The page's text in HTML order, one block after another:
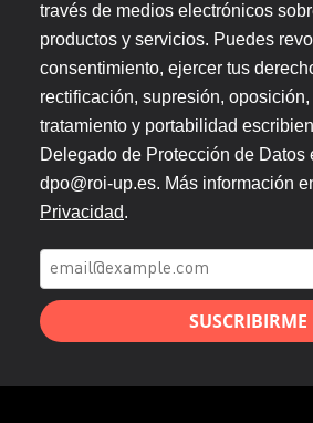
través de medios electrónicos
productos y servicios. Puedes
consentimiento, ejercer tus
rectificación, supresión, oposición,
tratamiento y portabilidad
Delegado de Protección de Datos
dpo@roi-up.es. Más información
Privacidad.
SUSCRIBIRME